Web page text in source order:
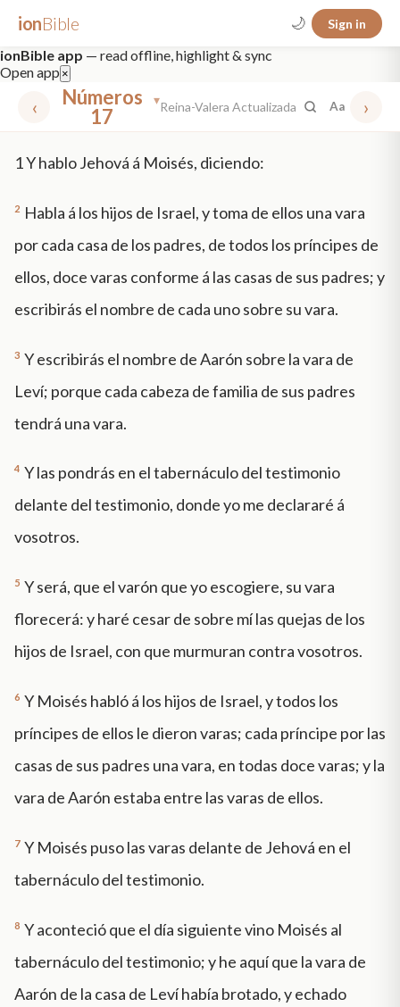
ionBible 🌙 Sign in
ionBible app — read offline, highlight & sync
Open app ×
‹
Números
17
▾Reina-Valera Actualizada Aa ›
1Y hablo Jehová á Moisés, diciendo:
2 Habla á los hijos de Israel, y toma de ellos una vara
por cada casa de los padres, de todos los príncipes de
ellos, doce varas conforme á las casas de sus padres; y
escribirás el nombre de cada uno sobre su vara.
3 Y escribirás el nombre de Aarón sobre la vara de
Leví; porque cada cabeza de familia de sus padres
tendrá una vara.
4 Y las pondrás en el tabernáculo del testimonio
delante del testimonio, donde yo me declararé á
vosotros.
5 Y será, que el varón que yo escogiere, su vara
florecerá: y haré cesar de sobre mí las quejas de los
hijos de Israel, con que murmuran contra vosotros.
6 Y Moisés habló á los hijos de Israel, y todos los
príncipes de ellos le dieron varas; cada príncipe por las
casas de sus padres una vara, en todas doce varas; y la
vara de Aarón estaba entre las varas de ellos.
7 Y Moisés puso las varas delante de Jehová en el
tabernáculo del testimonio.
8 Y aconteció que el día siguiente vino Moisés al
tabernáculo del testimonio; y he aquí que la vara de
Aarón de la casa de Leví había brotado, y echado